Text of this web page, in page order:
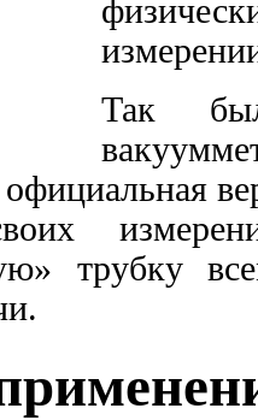
Так
трубку